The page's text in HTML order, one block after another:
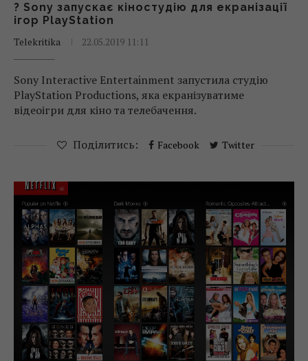
? Sony запускає кіностудію для екранізації
ігор PlayStation
Telekritika
22.05.2019 11:11
Sony Interactive Entertainment запустила студію
PlayStation Productions, яка екранізуватиме
відеоігри для кіно та телебачення.
Поділитись: Facebook Twitter